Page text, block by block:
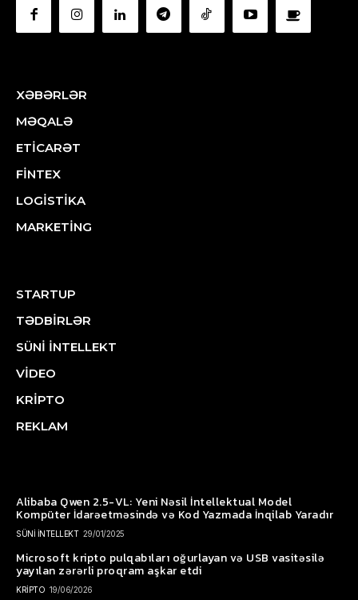
XƏBƏRLƏR
MƏQALƏ
ETİCARƏT
FİNTEX
LOGİSTİKA
MARKETİNG
STARTUP
TƏDBİRLƏR
SÜNİ İNTELLEKT
VİDEO
KRİPTO
REKLAM
Alibaba Qwen 2.5-VL: Yeni Nəsil İntellektual Model
Kompüter İdarəetməsində və Kod Yazmada İnqilab Yaradır
SÜNİ İNTELLEKT 29/01/2025
Microsoft kripto pulqabıları oğurlayan və USB vasitəsilə
yayılan zərərli proqram aşkar etdi
KRİPTO 19/06/2026